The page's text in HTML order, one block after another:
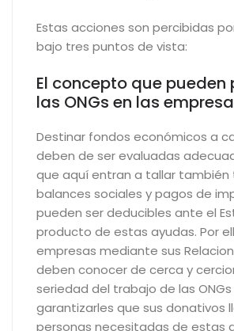
Estas acciones son percibidas
bajo tres puntos de vista:
El concepto que
las ONGs en las
Destinar fondos económicos a
deben de ser evaluadas
que aquí entran a tallar también
balances sociales y pagos de
pueden ser deducibles ante el
producto de estas ayudas. Por
empresas mediante sus
deben conocer de cerca y
seriedad del trabajo de las
garantizarles que sus donativos
personas necesitadas de estas